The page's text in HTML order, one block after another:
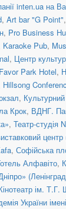
inten.ua на
, Art bar "G Point",
, Pro Business
Karaoke Pub,
, Центр
Favor Park Hotel,
Hillsong
,
Крок, ВДНГ.
, Театр-студія
, Софійська
Алфавіто,
ім. Т.Г.
України